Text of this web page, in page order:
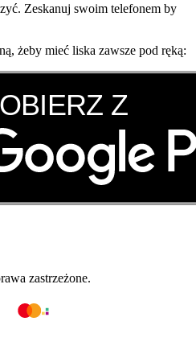
Zeskanuj swoim telefonem by
żeby mieć liska zawsze pod ręką:
zastrzeżone.